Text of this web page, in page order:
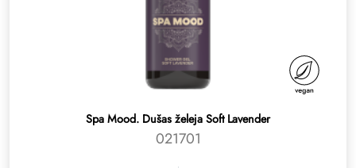
Spa Mood. Dušas želeja Soft Lavender
021701